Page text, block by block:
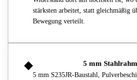
stärksten arbeitet, statt gleichmäßig
Bewegung verteilt.
◆ 5 mm
5 mm S235JR-Baustahl,